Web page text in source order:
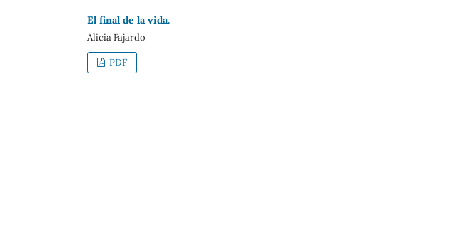
El final de la vida.
Alicia Fajardo
PDF